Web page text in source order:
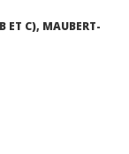
ET C), MAUBERT-